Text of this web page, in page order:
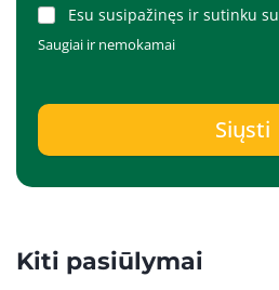
Esu susipažinęs ir sutinku su
Saugiai ir nemokamai
Siųsti
Kiti pasiūlymai